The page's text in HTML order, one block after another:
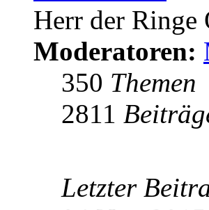
Herr der
Moderatoren:
350 Themen
2811
Letzter